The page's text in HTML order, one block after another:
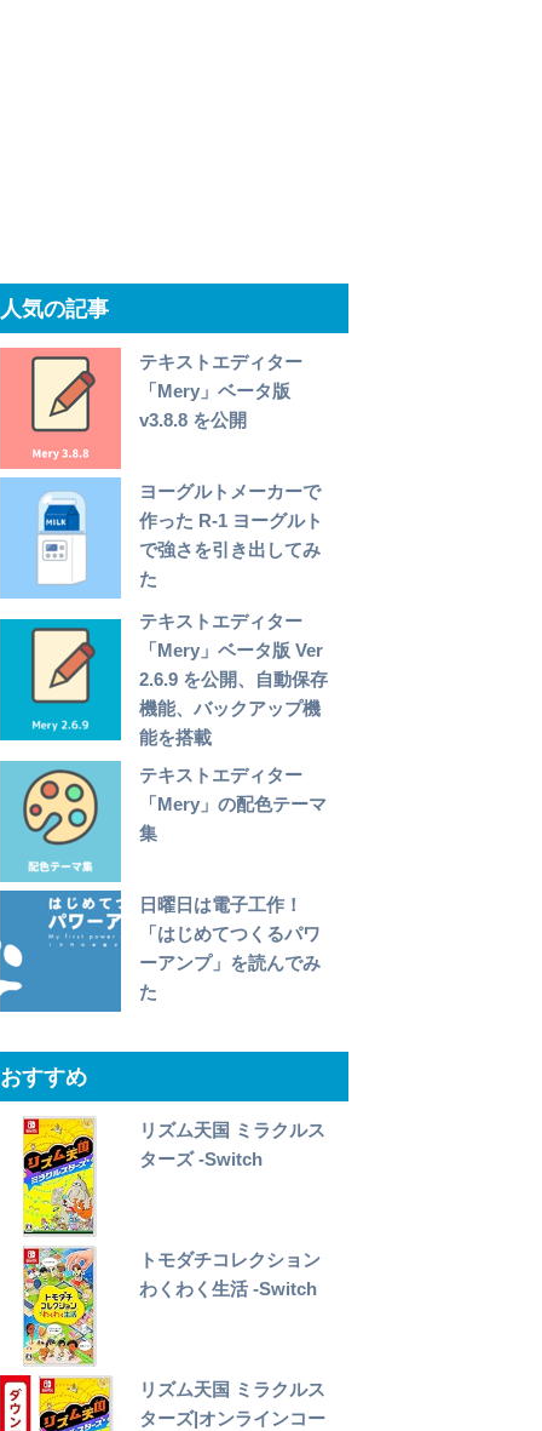
人気の記事
テキストエディター
「Mery」ベータ版
v3.8.8 を公開
ヨーグルトメーカーで
作った R-1 ヨーグルト
で強さを引き出してみ
た
テキストエディター
「Mery」ベータ版 Ver
2.6.9 を公開、自動保存
機能、バックアップ機
能を搭載
テキストエディター
「Mery」の配色テーマ
集
日曜日は電子工作！
「はじめてつくるパワ
ーアンプ」を読んでみ
た
おすすめ
リズム天国 ミラクルス
ターズ -Switch
トモダチコレクション
わくわく生活 -Switch
リズム天国 ミラクルス
ターズ|オンラインコー